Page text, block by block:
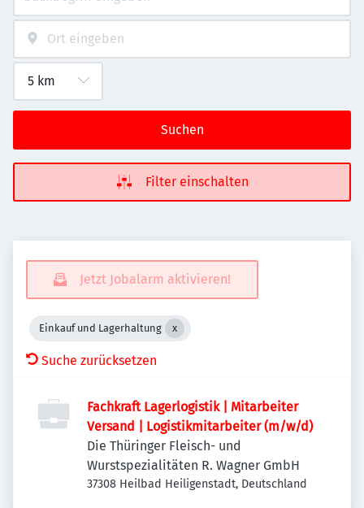
Suchen
Filter einschalten
Jetzt Jobalarm aktivieren!
Einkauf und Lagerhaltung
Suche zurücksetzen
Fachkraft Lagerlogistik | Mitarbeiter
Versand | Logistikmitarbeiter (m/w/d)
Die Thüringer Fleisch- und
Wurstspezialitäten R. Wagner GmbH
37308 Heilbad Heiligenstadt, Deutschland